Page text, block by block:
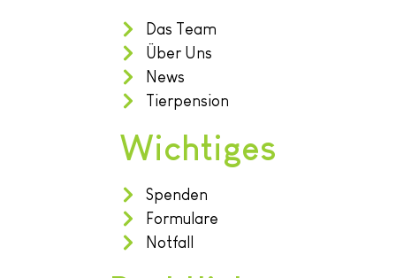
Das Team
Über Uns
News
Tierpension
Wichtiges
Spenden
Formulare
Notfall